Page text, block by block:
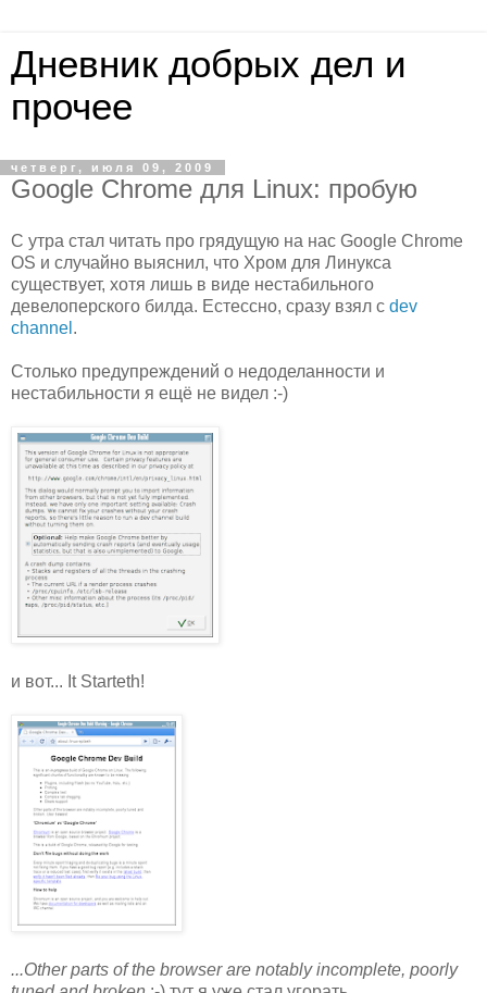
Дневник добрых дел и
прочее
четверг, июля 09, 2009
Google Chrome для Linux: пробую
С утра стал читать про грядущую на нас Google Chrome
OS и случайно выяснил, что Хром для Линукса
существует, хотя лишь в виде нестабильного
девелоперского билда. Естессно, сразу взял с dev
channel .
Столько предупреждений о недоделанности и
нестабильности я ещё не видел :-)
и вот... It Starteth!
...Other parts of the browser are notably incomplete, poorly